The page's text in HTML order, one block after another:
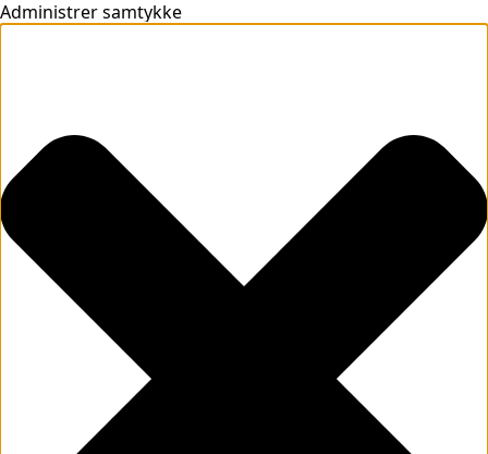
Administrer samtykke